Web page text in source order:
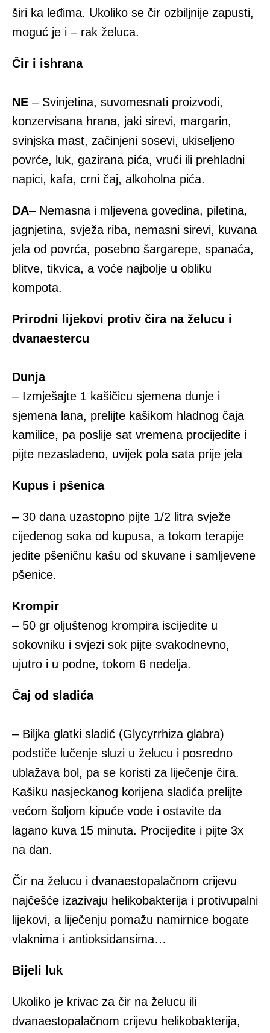
širi ka leđima. Ukoliko se čir ozbiljnije zapusti,
moguć je i – rak želuca.
Čir i ishrana
NE – Svinjetina, suvomesnati proizvodi,
konzervisana hrana, jaki sirevi, margarin,
svinjska mast, začinjeni sosevi, ukiseljeno
povrće, luk, gazirana pića, vrući ili prehladni
napici, kafa, crni čaj, alkoholna pića.
DA– Nemasna i mljevena govedina, piletina,
jagnjetina, svježa riba, nemasni sirevi, kuvana
jela od povrća, posebno šargarepe, spanaća,
blitve, tikvica, a voće najbolje u obliku
kompota.
Prirodni lijekovi protiv čira na želucu i
dvanaestercu
Dunja
– Izmješajte 1 kašičicu sjemena dunje i
sjemena lana, prelijte kašikom hladnog čaja
kamilice, pa poslije sat vremena procijedite i
pijte nezasladeno, uvijek pola sata prije jela
Kupus i pšenica
– 30 dana uzastopno pijte 1/2 litra svježe
cijedenog soka od kupusa, a tokom terapije
jedite pšeničnu kašu od skuvane i samljevene
pšenice.
Krompir
– 50 gr oljuštenog krompira iscijedite u
sokovniku i svjezi sok pijte svakodnevno,
ujutro i u podne, tokom 6 nedelja.
Čaj od sladića
– Biljka glatki sladić (Glycyrrhiza glabra)
podstiče lučenje sluzi u želucu i posredno
ublažava bol, pa se koristi za liječenje čira.
Kašiku nasjeckanog korijena sladića prelijte
većom šoljom kipuće vode i ostavite da
lagano kuva 15 minuta. Procijedite i pijte 3x
na dan.
Čir na želucu i dvanaestopalačnom crijevu
najčešće izazivaju helikobakterija i protivupalni
lijekovi, a liječenju pomažu namirnice bogate
vlaknima i antioksidansima…
Bijeli luk
Ukoliko je krivac za čir na želucu ili
dvanaestopalačnom crijevu helikobakterija,